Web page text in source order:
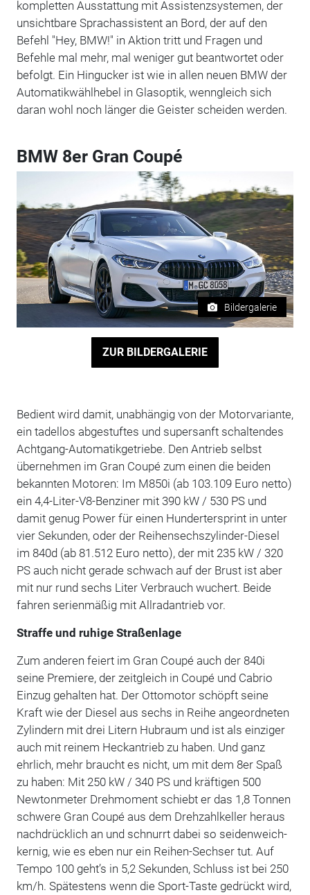
kompletten Ausstattung mit Assistenzsystemen, der
unsichtbare Sprachassistent an Bord, der auf den
Befehl "Hey, BMW!" in Aktion tritt und Fragen und
Befehle mal mehr, mal weniger gut beantwortet oder
befolgt. Ein Hingucker ist wie in allen neuen BMW der
Automatikwählhebel in Glasoptik, wenngleich sich
daran wohl noch länger die Geister scheiden werden.
BMW 8er Gran Coupé
Bildergalerie
ZUR BILDERGALERIE
Bedient wird damit, unabhängig von der Motorvariante,
ein tadellos abgestuftes und supersanft schaltendes
Achtgang-Automatikgetriebe. Den Antrieb selbst
übernehmen im Gran Coupé zum einen die beiden
bekannten Motoren: Im M850i (ab 103.109 Euro netto)
ein 4,4-Liter-V8-Benziner mit 390 kW / 530 PS und
damit genug Power für einen Hundertersprint in unter
vier Sekunden, oder der Reihensechszylinder-Diesel
im 840d (ab 81.512 Euro netto), der mit 235 kW / 320
PS auch nicht gerade schwach auf der Brust ist aber
mit nur rund sechs Liter Verbrauch wuchert. Beide
fahren serienmäßig mit Allradantrieb vor.
Straffe und ruhige Straßenlage
Zum anderen feiert im Gran Coupé auch der 840i
seine Premiere, der zeitgleich in Coupé und Cabrio
Einzug gehalten hat. Der Ottomotor schöpft seine
Kraft wie der Diesel aus sechs in Reihe angeordneten
Zylindern mit drei Litern Hubraum und ist als einziger
auch mit reinem Heckantrieb zu haben. Und ganz
ehrlich, mehr braucht es nicht, um mit dem 8er Spaß
zu haben: Mit 250 kW / 340 PS und kräftigen 500
Newtonmeter Drehmoment schiebt er das 1,8 Tonnen
schwere Gran Coupé aus dem Drehzahlkeller heraus
nachdrücklich an und schnurrt dabei so seidenweich-
kernig, wie es eben nur ein Reihen-Sechser tut. Auf
Tempo 100 geht’s in 5,2 Sekunden, Schluss ist bei 250
km/h. Spätestens wenn die Sport-Taste gedrückt wird,